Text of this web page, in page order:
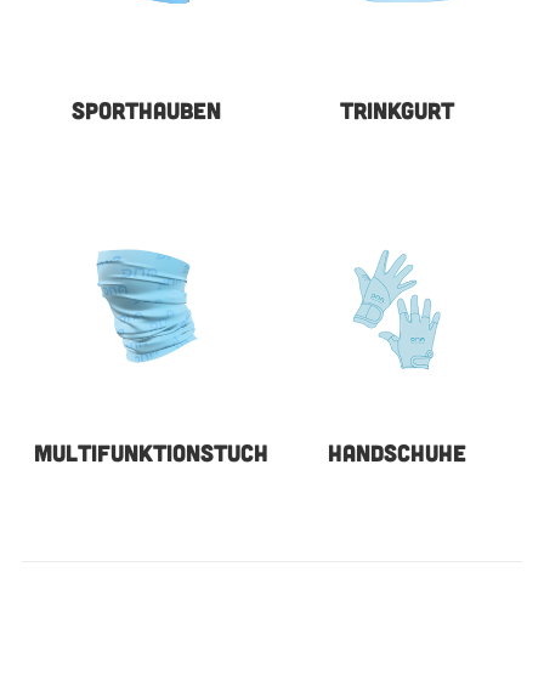
SPORTHAUBEN TRINKGURT
MULTIFUNKTIONSTUCH HANDSCHUHE